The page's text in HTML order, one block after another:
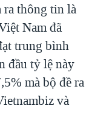
ra thông tin là
Nam đã
trung bình
đầu tỷ lệ này
mà bộ đề ra
và